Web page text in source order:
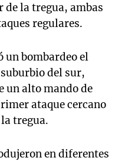
de la tregua, ambas
regulares.
un bombardeo el
del sur,
un alto mando de
ataque cercano
tregua.
en diferentes